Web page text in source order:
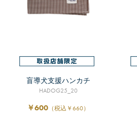
盲導犬支援ハンカチ
HADOG25_20
￥600 （税込￥660）